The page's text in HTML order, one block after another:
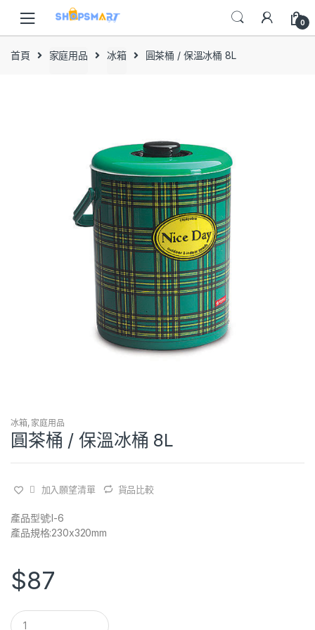
navigation
content
0
首頁 家庭用品 冰箱 圓茶桶 / 保溫冰桶 8L
冰箱, 家庭用品
圓茶桶 / 保溫冰桶 8L
加入願望清單 貨品比較
產品型號:I-6
產品規格:230x320mm
$87
Q